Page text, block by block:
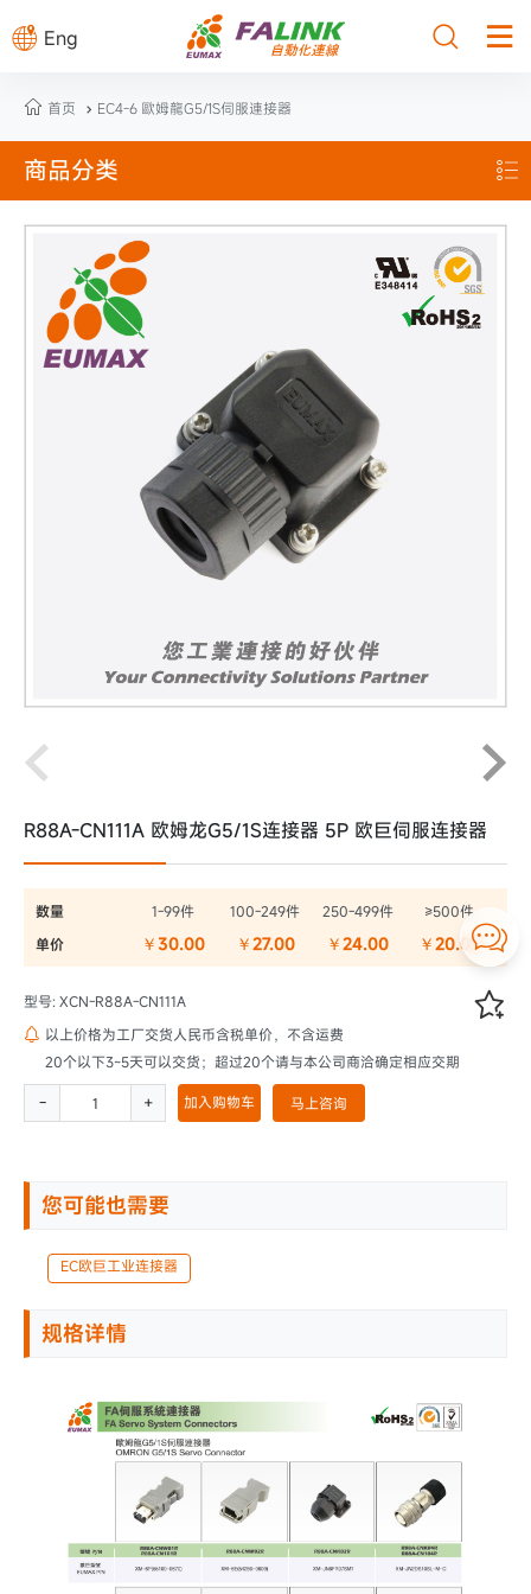
 Eng 


 首页  EC4-6 歐姆龍G5/1S伺服連接器

商品分类
R88A-CN111A 欧姆龙G5/1S连接器 5P 欧巨伺服连接器
数量 1-99件 100-249件 250-499件
≥500件
单价
￥30.00 ￥27.00 ￥24.00 ￥20.00

型号: XCN-R88A-CN111A
 以上价格为工厂交货人民币含税单价，不含运费
20个以下3~5天可以交货；超过20个请与本公司商洽确定相应交期
- + 加入购物车 马上咨询
您可能也需要
EC欧巨工业连接器
规格详情